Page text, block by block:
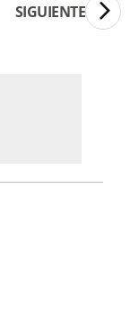
SIGUIENTE